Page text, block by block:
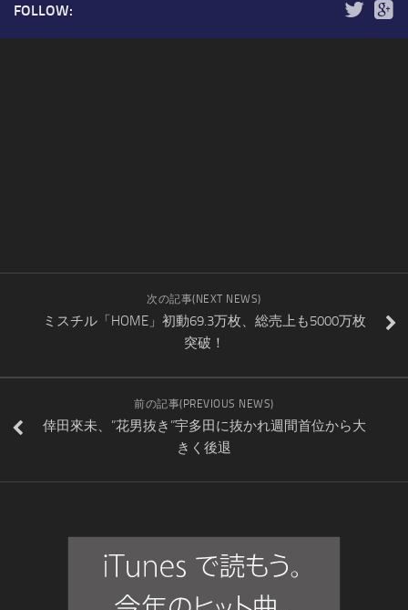
FOLLOW:
次の記事(NEXT NEWS)
ミスチル「HOME」初動69.3万枚、総売上も5000万枚
突破！
前の記事(PREVIOUS NEWS)
倖田來未、”花男抜き”宇多田に抜かれ週間首位から大
きく後退